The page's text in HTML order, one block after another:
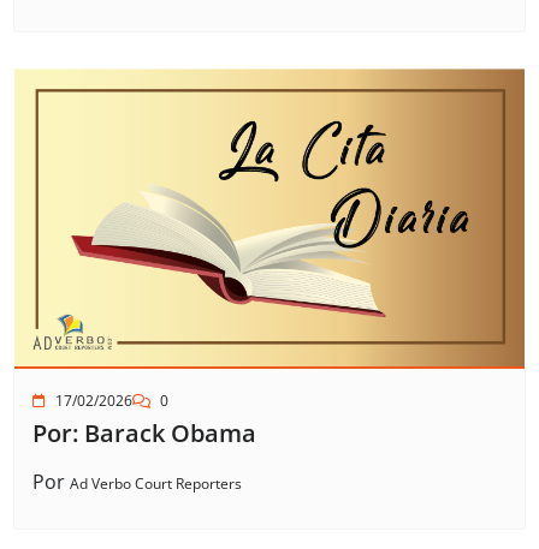
17/02/2026 0
Por: Barack Obama
Por Ad Verbo Court Reporters